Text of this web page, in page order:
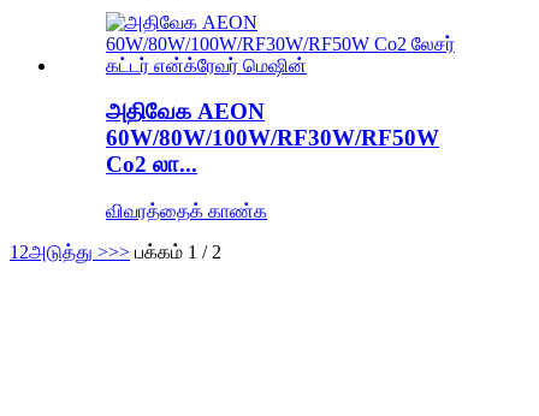
அதிவேக AEON
60W/80W/100W/RF30W/RF50W
Co2 லா...
விவரத்தைக் காண்க
1 2அடுத்து >>> பக்கம் 1 / 2